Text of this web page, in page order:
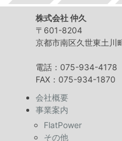
株式会社 仲久
〒601-8204
京都市南区久世東土川
電話：075-934-4178
FAX：075-934-1870
会社概要
事業案内
FlatPower
その他